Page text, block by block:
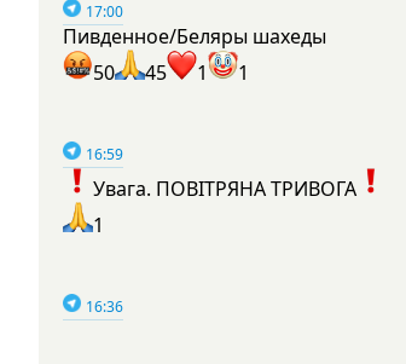
17:00
Пивденное/Беляры шахеды
50
45 1 1
16:59
Увага. ПОВІТРЯНА ТРИВОГА
1
16:36